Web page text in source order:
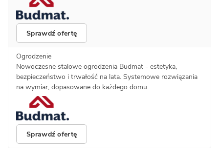
Sprawdź ofertę
Ogrodzenie
Nowoczesne stalowe ogrodzenia Budmat - estetyka,
bezpieczeństwo i trwałość na lata. Systemowe rozwiązania
na wymiar, dopasowane do każdego domu.
Sprawdź ofertę